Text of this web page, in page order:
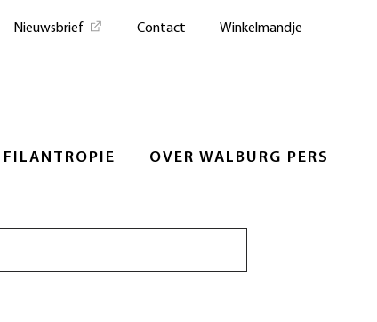
FILANTROPIE OVER WALBURG PERS
Nieuwsbrief Contact Winkelmandje